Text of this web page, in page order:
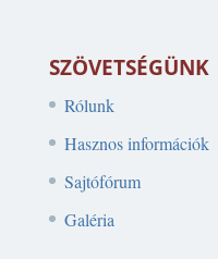
SZÖVETSÉGÜNK
Rólunk
Hasznos információk
Sajtófórum
Galéria